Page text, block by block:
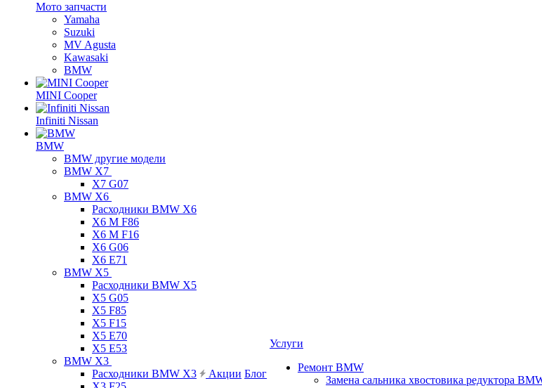
Мото запчасти
Yamaha
Suzuki
MV Agusta
Kawasaki
BMW
MINI Cooper
Infiniti Nissan
BMW
BMW другие модели
BMW X7
X7 G07
BMW X6
Расходники BMW X6
X6 M F86
X6 M F16
X6 G06
X6 E71
BMW X5
Расходники BMW X5
X5 G05
X5 F85
X5 F15
X5 E70
X5 E53
BMW X3
Расходники BMW X3
Акции Блог
Услуги
Ремонт BMW
Замена сальника хвостовика редуктора